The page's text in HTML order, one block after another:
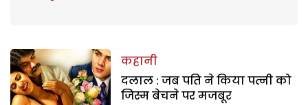
कहानी
दलाल : जब पति ने किया पत्नी को
जिस्म बेचने पर मजबूर